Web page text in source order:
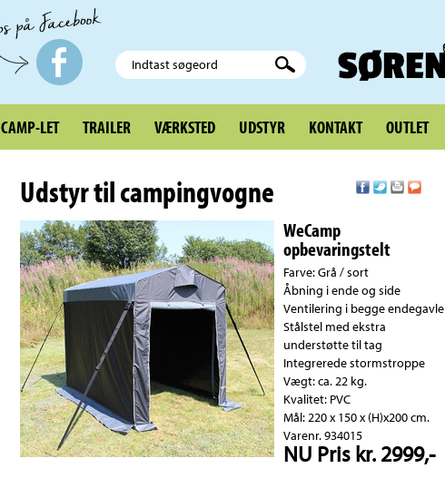
CAMP-LET TRAILER VÆRKSTED UDSTYR KONTAKT OUTLET
Udstyr til campingvogne
WeCamp
opbevaringstelt
Farve: Grå / sort
Åbning i ende og side
Ventilering i begge endegavle
Stålstel med ekstra
understøtte til tag
Integrerede stormstroppe
Vægt: ca. 22 kg.
Kvalitet: PVC
Mål: 220 x 150 x (H)x200 cm.
Varenr. 934015
NU Pris kr. 2999,-